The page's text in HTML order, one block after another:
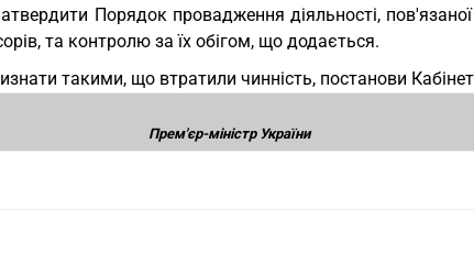
Порядок провадження діяльності,
та контролю за їх обігом, що додається.
такими, що втратили чинність, постанови
Прем'єр-міністр України